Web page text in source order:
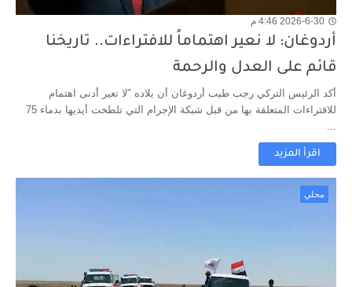
2026-6-30 4:46 م
أردوغان: لا نعير اهتماماً للافتراءات.. تاريخنا
قائم على العدل والرحمة
أكد الرئيس التركي رجب طيب أردوغان أن بلاده "لا تعير أدنى اهتمام
للافتراءات المتعلقة بها من قبل شبكة الإجرام التي تلطخت أيديها بدماء 75
...
اقرأ المزيد
محلي